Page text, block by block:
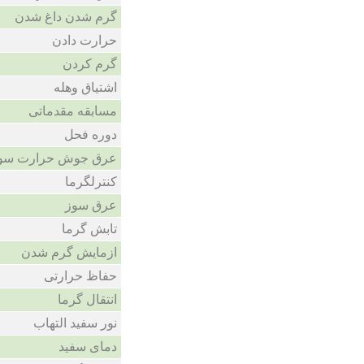
گرم شدن داغ شدن
حرارت دادن
گرم کردن
اشتیاق وهله
مسابقه مقدماتی
دوره فحل
عرق جوش حرارت
کنترلگرما
عرق سوز
تابش گرما
ازمایش گرم شدن
حفاظ حرارتی
انتقال گرما
نور سفید التهاب
دمای سفید